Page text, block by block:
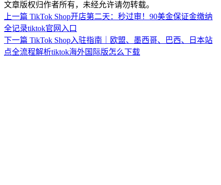
文章版权归作者所有，未经允许请勿转载。
上一篇 TikTok Shop开店第二天：秒过审！90美金保证金缴纳
全记录tiktok官网入口
下一篇 TikTok Shop入驻指南｜欧盟、墨西哥、巴西、日本站
点全流程解析tiktok海外国际版怎么下载